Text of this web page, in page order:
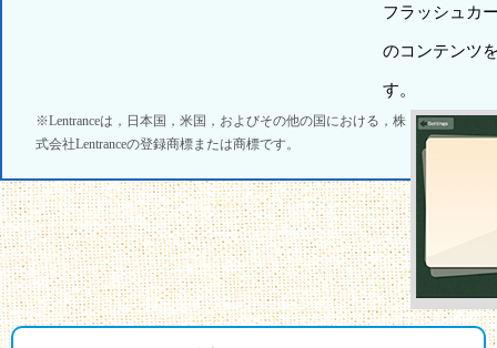
フラッシュカ
のコンテンツ
す。
※Lentranceは，日本国，米国，およびその他の国における，株
式会社Lentranceの登録商標または商標です。